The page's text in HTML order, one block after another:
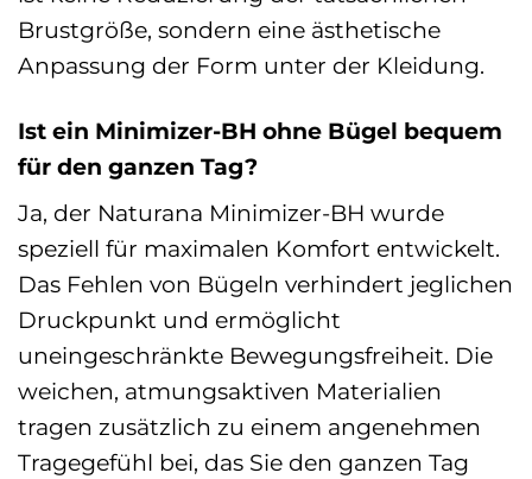
Brustgröße, sondern eine ästhetische
Anpassung der Form unter der Kleidung.
Ist ein Minimizer-BH ohne Bügel bequem
für den ganzen Tag?
Ja, der Naturana Minimizer-BH wurde
speziell für maximalen Komfort entwickelt.
Das Fehlen von Bügeln verhindert jeglichen
Druckpunkt und ermöglicht
uneingeschränkte Bewegungsfreiheit. Die
weichen, atmungsaktiven Materialien
tragen zusätzlich zu einem angenehmen
Tragegefühl bei, das Sie den ganzen Tag